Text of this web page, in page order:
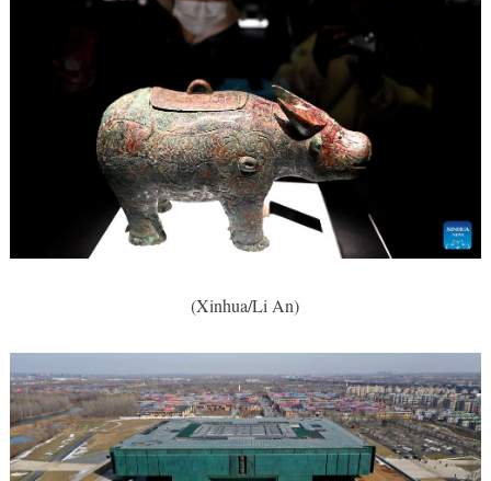
(Xinhua/Li An)